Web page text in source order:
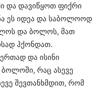
და დავიწყოთ ფიქრი
ეს იდეა და საბოლოოდ
და ბოლოს, მათ
ჰქონდათ.
და ისინი
რაც ასევე
შევთანხმდით, რომ